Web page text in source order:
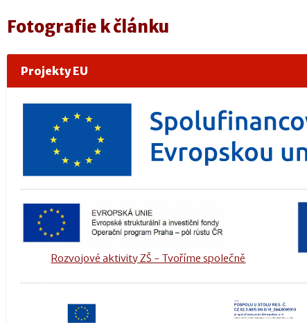
Fotografie k článku
Projekty EU
Rozvojové aktivity ZŠ - Tvoříme společně